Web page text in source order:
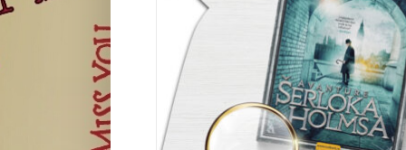
Poručite knjigu „Avanture Šerloka Holmsa“
od 40%
Život i zabava